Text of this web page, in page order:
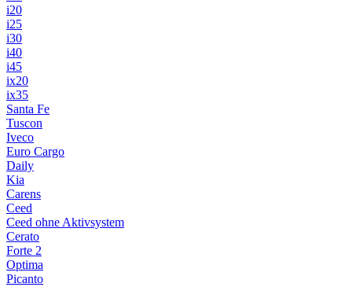
i20
i25
i30
i40
i45
ix20
ix35
Santa Fe
Tuscon
Iveco
Euro Cargo
Daily
Kia
Carens
Ceed
Ceed ohne Aktivsystem
Cerato
Forte 2
Optima
Picanto